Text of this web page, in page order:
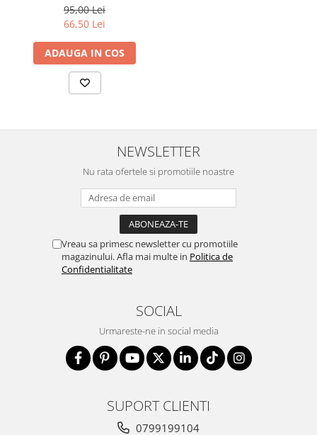
95,00 Lei
66,50 Lei
ADAUGA IN COS
NEWSLETTER
Nu rata ofertele si promotiile noastre
Vreau sa primesc newsletter cu promotiile
magazinului. Afla mai multe in Politica de
Confidentialitate
SOCIAL
Urmareste-ne in social media
SUPORT CLIENTI
0799199104